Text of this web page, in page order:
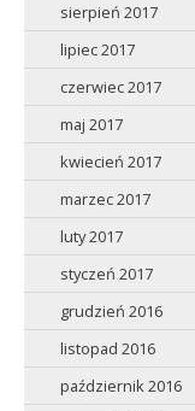
sierpień 2017
lipiec 2017
czerwiec 2017
maj 2017
kwiecień 2017
marzec 2017
luty 2017
styczeń 2017
grudzień 2016
listopad 2016
październik 2016